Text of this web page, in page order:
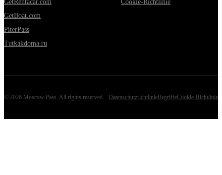
GetRentacar.com
GetBoat.com
PiterPass
Tutkakdoma.ru
Cookie-Richtlinie
© 2026 Moscow Pass. All rights reserved. Datenschutzrichtlinie BegriffeCookie-Richtlinie